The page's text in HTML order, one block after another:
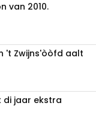
van 2010.
't Zwijns'òòfd aalt
di jaar ekstra